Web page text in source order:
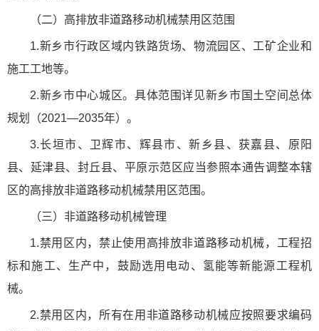
（二）高排放非道路移动机械禁用区范围
1.新乡市行政区域内铁路货场、物流园区、工矿企业和
施工工地等。
2.新乡市中心城区。具体范围详见新乡市国土空间总体
规划（2021—2035年）。
3.长垣市、卫辉市、辉县市、新乡县、获嘉县、原阳
县、延津县、封丘县、平原示范区应当参照本通告调整本辖
区的高排放非道路移动机械禁用区范围。
（三）非道路移动机械管理
1.禁用区内，禁止使用高排放非道路移动机械，工程招
标和施工、生产中，鼓励选用电动、氢能等新能源工程机
械。
2.禁用区内，所有在用非道路移动机械应按照要求编码